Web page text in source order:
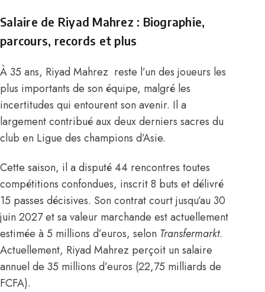
Salaire de Riyad Mahrez : Biographie,
parcours, records et plus
À 35 ans, Riyad Mahrez reste l’un des joueurs les
plus importants de son équipe, malgré les
incertitudes qui entourent son avenir. Il a
largement contribué aux deux derniers sacres du
club en Ligue des champions d’Asie.
Cette saison, il a disputé 44 rencontres toutes
compétitions confondues, inscrit 8 buts et délivré
15 passes décisives. Son contrat court jusqu’au 30
juin 2027 et sa valeur marchande est actuellement
estimée à 5 millions d’euros, selon Transfermarkt.
Actuellement, Riyad Mahrez perçoit un salaire
annuel de 35 millions d’euros (22,75 milliards de
FCFA).